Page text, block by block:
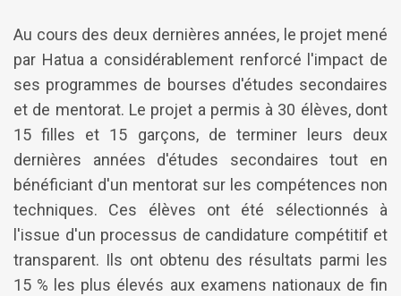
Au cours des deux dernières années, le projet mené
par Hatua a considérablement renforcé l'impact de
ses programmes de bourses d'études secondaires
et de mentorat. Le projet a permis à 30 élèves, dont
15 filles et 15 garçons, de terminer leurs deux
dernières années d'études secondaires tout en
bénéficiant d'un mentorat sur les compétences non
techniques. Ces élèves ont été sélectionnés à
l'issue d'un processus de candidature compétitif et
transparent. Ils ont obtenu des résultats parmi les
15 % les plus élevés aux examens nationaux de fin